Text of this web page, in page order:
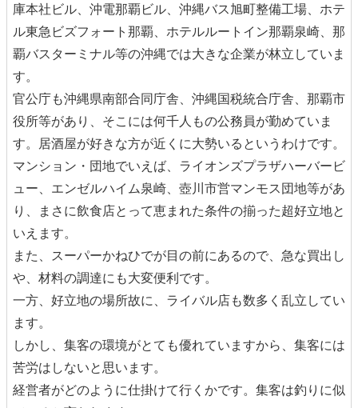
庫本社ビル、沖電那覇ビル、沖縄バス旭町整備工場、ホテ
ル東急ビズフォート那覇、ホテルルートイン那覇泉崎、那
覇バスターミナル等の沖縄では大きな企業が林立していま
す。
官公庁も沖縄県南部合同庁舎、沖縄国税統合庁舎、那覇市
役所等があり、そこには何千人もの公務員が勤めていま
す。居酒屋が好きな方が近くに大勢いるというわけです。
マンション・団地でいえば、ライオンズプラザハーバービ
ュー、エンゼルハイム泉崎、壺川市営マンモス団地等があ
り、まさに飲食店とって恵まれた条件の揃った超好立地と
いえます。
また、スーパーかねひでが目の前にあるので、急な買出し
や、材料の調達にも大変便利です。
一方、好立地の場所故に、ライバル店も数多く乱立してい
ます。
しかし、集客の環境がとても優れていますから、集客には
苦労はしないと思います。
経営者がどのように仕掛けて行くかです。集客は釣りに似